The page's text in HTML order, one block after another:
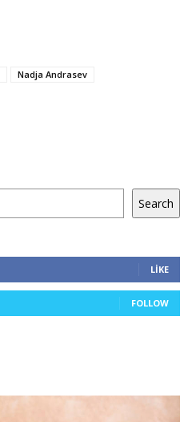
Nadja Andrasev
Search
LIKE
FOLLOW